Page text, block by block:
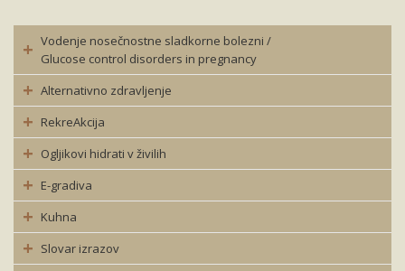
Vodenje nosečnostne sladkorne bolezni /
Glucose control disorders in pregnancy
Alternativno zdravljenje
RekreAkcija
Ogljikovi hidrati v živilih
E-gradiva
Kuhna
Slovar izrazov